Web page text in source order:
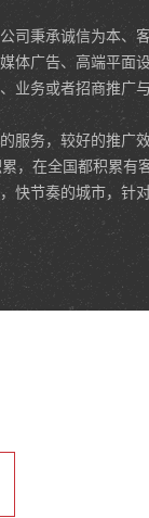
秉承诚信为本、客
体广告、高端平面
业务或者招商推广
务，较好的推广效
，在全国都积累有
快节奏的城市，针